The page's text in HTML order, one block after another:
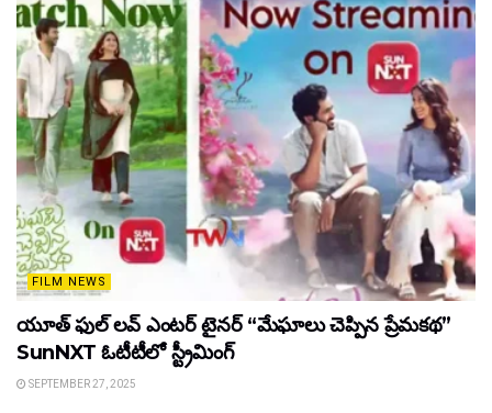
FILM NEWS
యూత్ ఫుల్ లవ్ ఎంటర్ టైనర్ “మేఘాలు చెప్పిన ప్రేమకథ”
SunNXT ఓటీటీలో స్ట్రీమింగ్
SEPTEMBER 27, 2025